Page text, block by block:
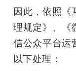
专
题
因此，依照《
理规定》、《
信公众平台运
以下处理：